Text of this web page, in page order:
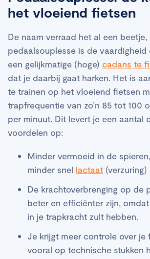
het vloeiend fietsen
De naam verraad het al een beetje,
pedaalsouplesse is de
een gelijkmatige (hoge) cadans te
dat je daarbij gaat harken. Het is
te trainen op het vloeiend fietsen
trapfrequentie van zo’n 85 tot 100
per minuut. Dit levert je een aantal
voordelen op:
Minder vermoeid in de
minder snel lactaat
De krachtoverbrenging op de
beter en efficiënter zijn,
in je trapkracht zult hebben.
Je krijgt meer controle over je
vooral op technische stukken